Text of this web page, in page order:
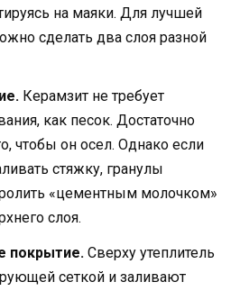
на маяки. Для лучшей
сделать два слоя разной
Керамзит не требует
как песок. Достаточно
чтобы он осел. Однако если
стяжку, гранулы
«цементным молочком»
слоя.
покрытие. Сверху утеплитель
сеткой и заливают